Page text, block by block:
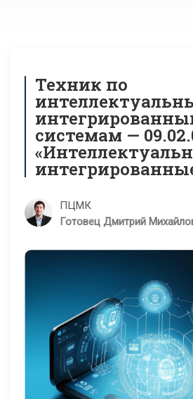
Техник по
системам —
ПЦМК
Готовец Дмитрий